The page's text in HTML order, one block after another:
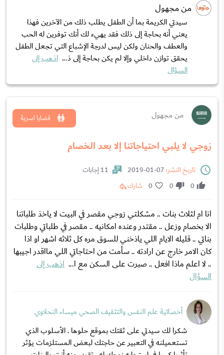
من مجهول
سيدتي الكريمة بما أن الطفل يطلب ذلك من الآخرين فهذا
يعني أنه بحاجة إلى ذلك فقد يهيء لك أنك توفرين له الحب
والعطف والحنان ولكن ليس لدرجة الإشباع التي تجعل الطفل
يحقق توازن داخلي وإلا لم يكن بحاجة إلى ذ... اذهب إلى
السؤال
من مجهول
زوجي لا يلبي احتياجاتنا إلا بعد الخصام
قضايا اسرية
تاريخ النشر:
11 إجابات
0
0
0 شارك
انا ام لثلاث بنات .. مشكلتي زوجي مقصر في البيت لا ياخذ طلباتنا
الا بخصام وزعل .. مقتدر وعنده امكانيه .. مقصر في طلباتي وطلبات
بناتي .. قليله الايام اللي ياذخني للسوق مره كل ثلاثه اشهر او اذا
كان الامر خارج عن ارادته .. سأمت من احتاجاتي اللي مااقدر اجيبها
.. لا اعلم ماذا افعل .. صبرت على السكن مع ا... اذهب إلى
السؤال
أخصائية علم النفس والتثقيف الصحي ميساء النحلاوي
شكرا لك سيدتي على ثقتك بموقع حلوها . الأسلوب الذي
تستعميلنه في التعبير عن حاجتك لبعض المستلزمات يؤثر